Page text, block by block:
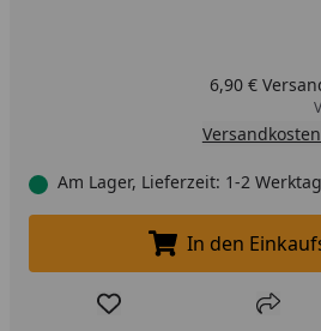
6,90 €
Am Lager, Lieferzeit: 1-2
In
In den
Produkt zur Teilen